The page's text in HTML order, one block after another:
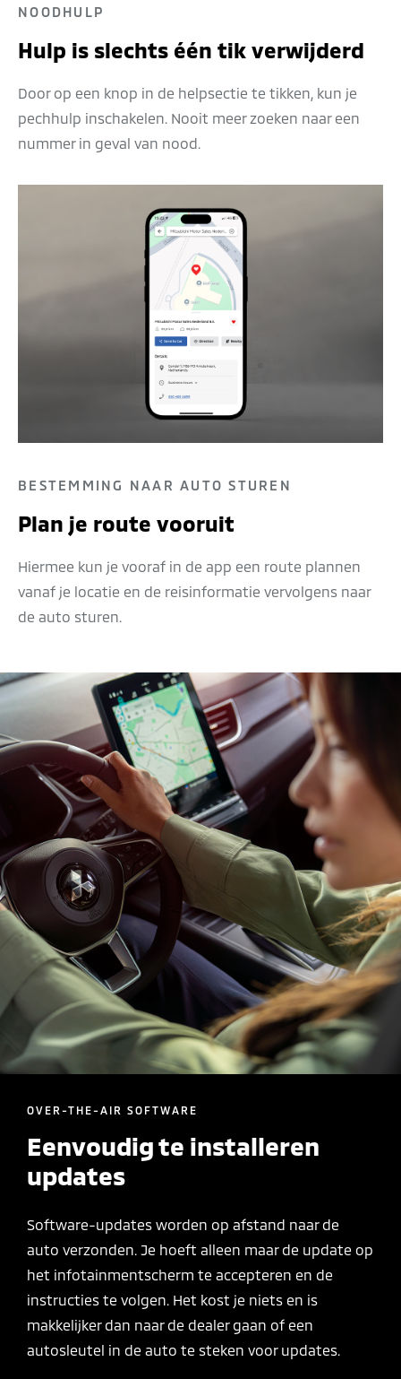
NOODHULP
Hulp is slechts één tik verwijderd
Door op een knop in de helpsectie te tikken, kun je
pechhulp inschakelen. Nooit meer zoeken naar een
nummer in geval van nood.
BESTEMMING NAAR AUTO STUREN
Plan je route vooruit
Hiermee kun je vooraf in de app een route plannen
vanaf je locatie en de reisinformatie vervolgens naar
de auto sturen.
OVER-THE-AIR SOFTWARE
Eenvoudig te installeren
updates
Software-updates worden op afstand naar de
auto verzonden. Je hoeft alleen maar de update op
het infotainmentscherm te accepteren en de
instructies te volgen. Het kost je niets en is
makkelijker dan naar de dealer gaan of een
autosleutel in de auto te steken voor updates.